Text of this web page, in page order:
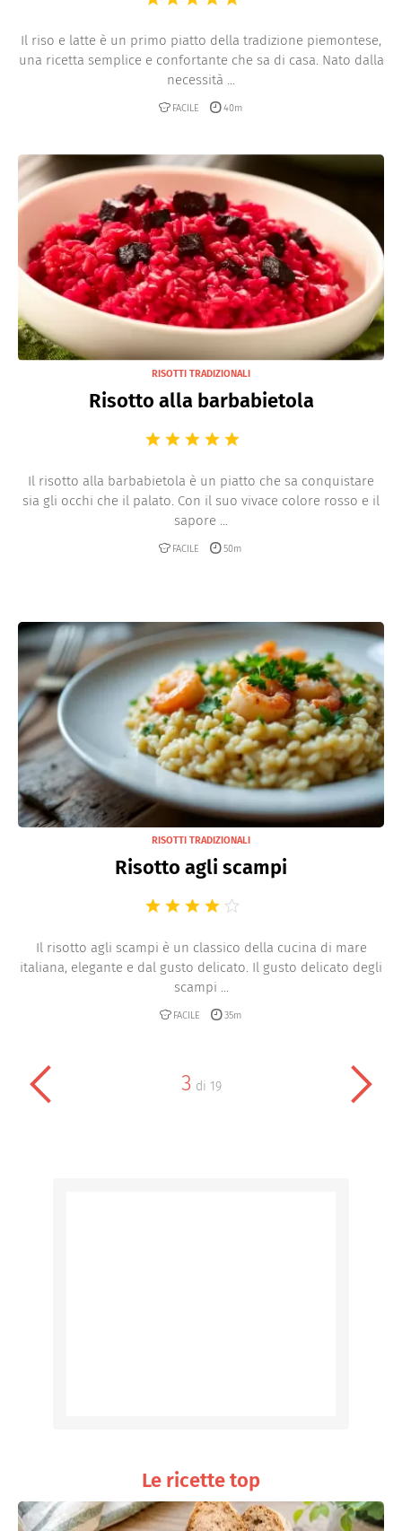
Il riso e latte è un primo piatto della tradizione piemontese,
una ricetta semplice e confortante che sa di casa. Nato dalla
necessità ...
FACILE 40m
RISOTTI TRADIZIONALI
Risotto alla barbabietola
Il risotto alla barbabietola è un piatto che sa conquistare
sia gli occhi che il palato. Con il suo vivace colore rosso e il
sapore ...
FACILE 50m
RISOTTI TRADIZIONALI
Risotto agli scampi
Il risotto agli scampi è un classico della cucina di mare
italiana, elegante e dal gusto delicato. Il gusto delicato degli
scampi ...
FACILE 35m
3 di 19
Le ricette top